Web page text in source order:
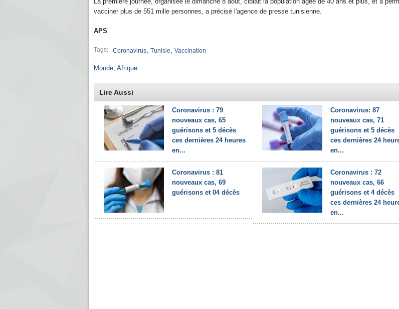
vacciner plus de 551 mille personnes, a précisé l'agence de presse tunisienne.
APS
Tags: Coronavirus, Tunisie, Vaccination
Monde, Afrique
Lire Aussi
Coronavirus : 79
nouveaux cas, 65
guérisons et 5 décès
ces dernières 24 heures
en...
Coronavirus: 87
nouveaux cas, 71
guérisons et 5 décès
ces dernières 24
en...
Coronavirus : 81
nouveaux cas, 69
guérisons et 04 décès
Coronavirus : 72
nouveaux cas, 66
guérisons et 4 décès
ces dernières 24
en...